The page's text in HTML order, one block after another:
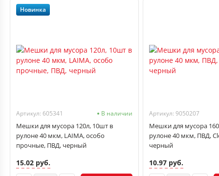
Новинка
Артикул: 605341 В наличии
Мешки для мусора 120л, 10шт в
рулоне 40 мкм, LAIMA, особо
прочные, ПВД, черный
15.02 руб.
Артикул: 9050207
Мешки для мусора
рулоне 40 мкм, ПВД,
черный
10.97 руб.